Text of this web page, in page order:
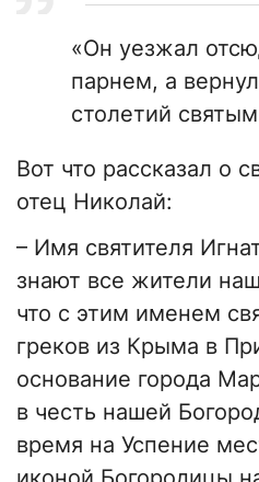
«Он уезжал
парнем, а
столетий
Вот что рассказал о
отец Николай:
– Имя святителя
знают все жители
что с этим именем
греков из Крыма в
основание города
в честь нашей
время на Успение